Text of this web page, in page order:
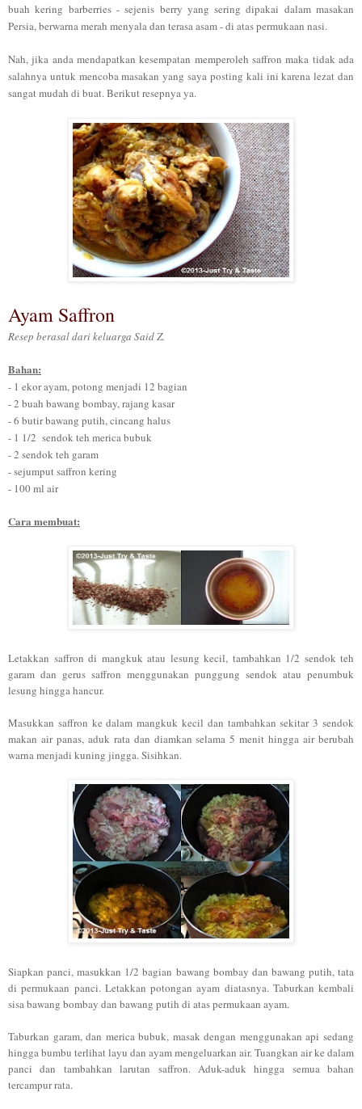
buah kering barberries- sejenis berry yang sering dipakai dalam masakan
Persia,berwarna merah menyala dan terasa asam-di atas permukaan nasi.
Nah,jika anda mendapatkan kesempatan memperolehsaffron maka tidak ada
salahnya untuk mencobamasakan yang saya posting kali ini karena lezat dan
sangat mudah di buat.Berikut resepnya ya.
Ayam Saffron
Resep berasal darikeluarga Said Z.
Bahan:
- 1 ekor ayam, potong menjadi 12 bagian
- 2 buah bawang bombay, rajang kasar
- 6 butir bawang putih, cincang halus
- 1 1/2 sendok teh merica bubuk
- 2 sendokteh garam
-sejumput saffron kering
- 100 ml air
Cara membuat:
Letakkan saffron di mangkuk atau lesung kecil, tambahkan 1/2 sendok teh
garam dan gerus saffron menggunakan punggung sendok atau penumbuk
lesung hingga hancur.
Masukkan saffron ke dalam mangkuk kecil dan tambahkan sekitar3 sendok
makan air panas, aduk rata dan diamkan selama 5 menit hingga air berubah
warna menjadi kuning jingga. Sisihkan.
Siapkan panci, masukkan 1/2 bagian bawang bombay dan bawang putih, tata
di permukaan panci. Letakkan potongan ayam diatasnya. Taburkan kembali
sisa bawang bombay dan bawang putih di atas permukaan ayam.
Taburkan garam,dan merica bubuk, masak dengan menggunakan apisedang
hinggabumbu terlihat layu dan ayam mengeluarkan air. Tuangkan air ke dalam
panci dan tambahkan larutan saffron. Aduk-aduk hingga semua bahan
tercampur rata.